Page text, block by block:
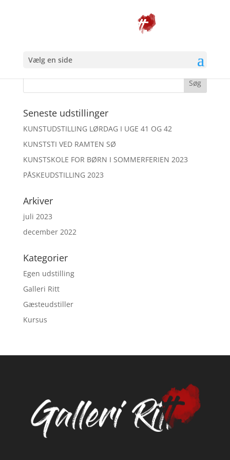
Vælg en side
Galleri Ritt-0653
Seneste udstillinger
KUNSTUDSTILLING LØRDAG I UGE 41 OG 42
KUNSTSTI VED RAMTEN SØ
KUNSTSKOLE FOR BØRN I SOMMERFERIEN 2023
PÅSKEUDSTILLING 2023
Arkiver
juli 2023
december 2022
Kategorier
Egen udstilling
Galleri Ritt
Gæsteudstiller
Kursus